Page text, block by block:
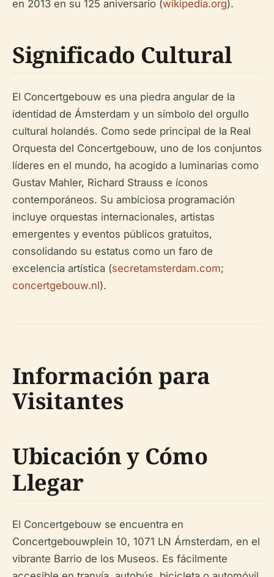
en 2013 en su 125 aniversario (wikipedia.org).
Significado Cultural
El Concertgebouw es una piedra angular de la
identidad de Ámsterdam y un símbolo del orgullo
cultural holandés. Como sede principal de la Real
Orquesta del Concertgebouw, uno de los conjuntos
líderes en el mundo, ha acogido a luminarias como
Gustav Mahler, Richard Strauss e íconos
contemporáneos. Su ambiciosa programación
incluye orquestas internacionales, artistas
emergentes y eventos públicos gratuitos,
consolidando su estatus como un faro de
excelencia artística (secretamsterdam.com;
concertgebouw.nl).
Información para
Visitantes
Ubicación y Cómo
Llegar
El Concertgebouw se encuentra en
Concertgebouwplein 10, 1071 LN Ámsterdam, en el
vibrante Barrio de los Museos. Es fácilmente